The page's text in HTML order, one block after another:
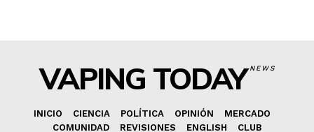
VAPING TODAYNEWS
INICIO CIENCIA POLÍTICA OPINIÓN
MERCADO
COMUNIDAD
REVISIONES ENGLISH CLUB